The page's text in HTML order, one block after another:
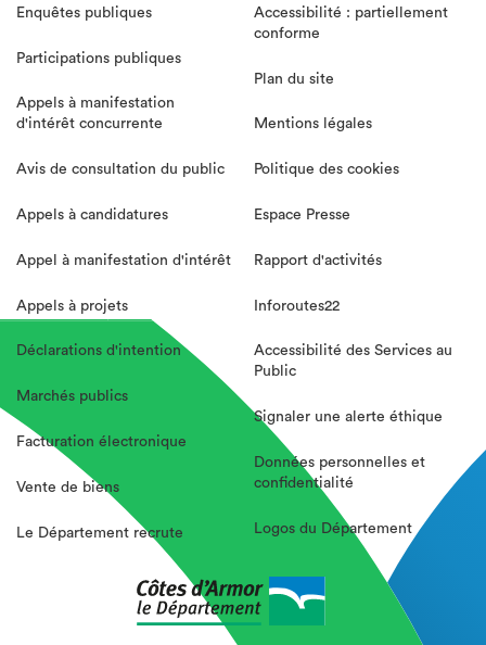
Enquêtes publiques
Participations publiques
Appels à manifestation
d'intérêt concurrente
Avis de consultation du public
Appels à candidatures
Appel à manifestation d'intérêt
Appels à projets
Déclarations d'intention
Marchés publics
Facturation électronique
Vente de biens
Le Département recrute
Accessibilité : partiellement
conforme
Plan du site
Mentions légales
Politique des cookies
Espace Presse
Rapport d'activités
Inforoutes22
Accessibilité des Services au
Public
Signaler une alerte éthique
Données personnelles et
confidentialité
Logos du Département